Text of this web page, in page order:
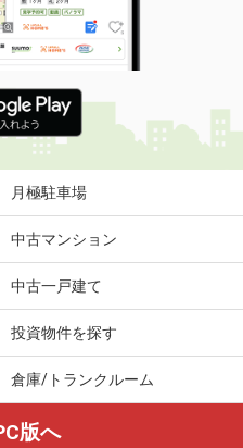
月極駐車場
中古マンション
中古一戸建て
投資物件を探す
倉庫/トランクルーム
版へ